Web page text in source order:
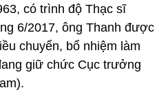
có trình độ Thạc sĩ
6/2017, ông Thanh được
chuyển, bổ nhiệm làm
giữ chức Cục trưởng